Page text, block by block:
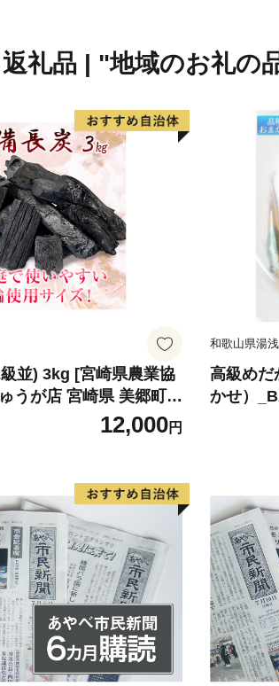
礼品 | "地域のお礼の
並) 3kg [宮崎県農業協
うが店 宮崎県 美郷町 3
輪 焼肉 高火力 遠赤外
少 消臭 白炭 キャンプ
12,000円
和歌山県湯
高級めだ
かせ）